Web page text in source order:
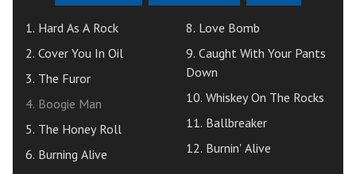
1. Hard As A Rock
2. Cover You In Oil
3. The Furor
4. Boogie Man
5. The Honey Roll
6. Burning Alive
8. Love Bomb
9. Caught With Your Pants
Down
10. Whiskey On The Rocks
11. Ballbreaker
12. Burnin' Alive